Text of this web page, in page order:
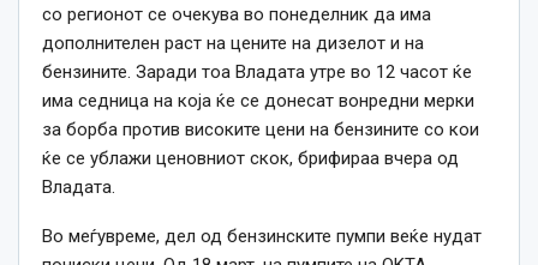
со регионот се очекува во понеделник да има
дополнителен раст на цените на дизелот и на
бензините. Заради тоа Владата утре во 12 часот ќе
има седница на која ќе се донесат вонредни мерки
за борба против високите цени на бензините со кои
ќе се ублажи ценовниот скок, брифираа вчера од
Владата.
Во меѓувреме, дел од бензинските пумпи веќе нудат